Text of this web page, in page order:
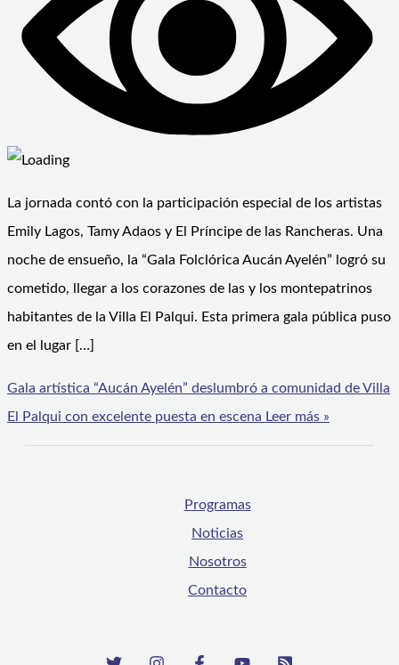
La jornada contó con la participación especial de los artistas
Emily Lagos, Tamy Adaos y El Príncipe de las Rancheras. Una
noche de ensueño, la “Gala Folclórica Aucán Ayelén” logró su
cometido, llegar a los corazones de las y los montepatrinos
habitantes de la Villa El Palqui. Esta primera gala pública puso
en el lugar […]
Gala artística “Aucán Ayelén” deslumbró a comunidad de Villa
El Palqui con excelente puesta en escena Leer más »
Programas
Noticias
Nosotros
Contacto